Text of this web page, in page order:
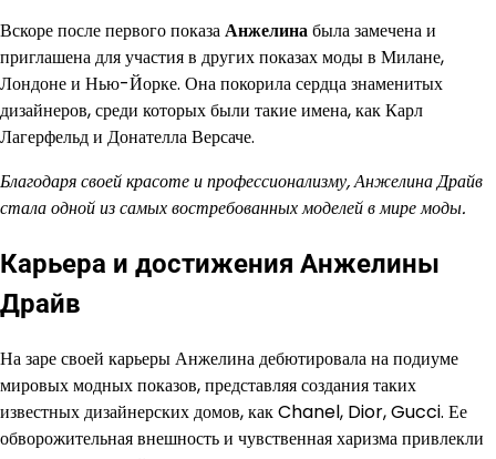
Вскоре после первого показаАнжелинабыла замечена и
приглашена для участия в других показах моды в Милане,
Лондоне и Нью-Йорке. Она покорила сердца знаменитых
дизайнеров, среди которых были такие имена, как Карл
Лагерфельд и Донателла Версаче.
Благодаря своей красоте и профессионализму, Анжелина Драйв
стала одной из самых востребованных моделей в мире моды.
Карьера и достижения Анжелины
Драйв
На заре своей карьеры Анжелина дебютировала на подиуме
мировых модных показов, представляя создания таких
известных дизайнерских домов, как Chanel, Dior, Gucci. Ее
обворожительная внешность и чувственная харизма привлекли